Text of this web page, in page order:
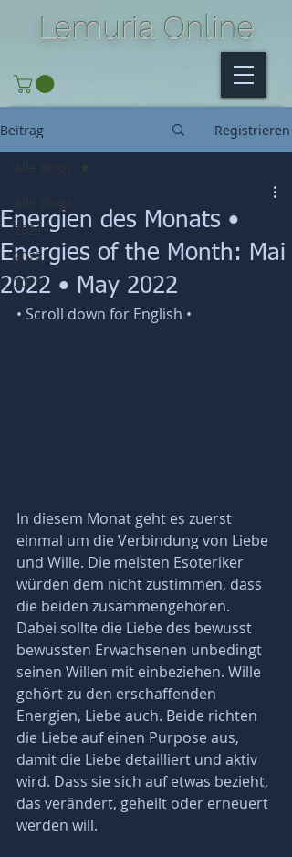
Lemuria Online
Beitrag Registrieren
2021
2022
2023
Energien des Monats •
Energies of the Month: Mai
2022 • May 2022
• Scroll down for English •
In diesem Monat geht es zuerst
einmal um die Verbindung von Liebe
und Wille. Die meisten Esoteriker
würden dem nicht zustimmen, dass
die beiden zusammengehören.
Dabei sollte die Liebe des bewusst
bewussten Erwachsenen unbedingt
seinen Willen mit einbeziehen. Wille
gehört zu den erschaffenden
Energien, Liebe auch. Beide richten
die Liebe auf einen Purpose aus,
damit die Liebe detailliert und aktiv
wird. Dass sie sich auf etwas bezieht,
das verändert, geheilt oder erneuert
werden will.